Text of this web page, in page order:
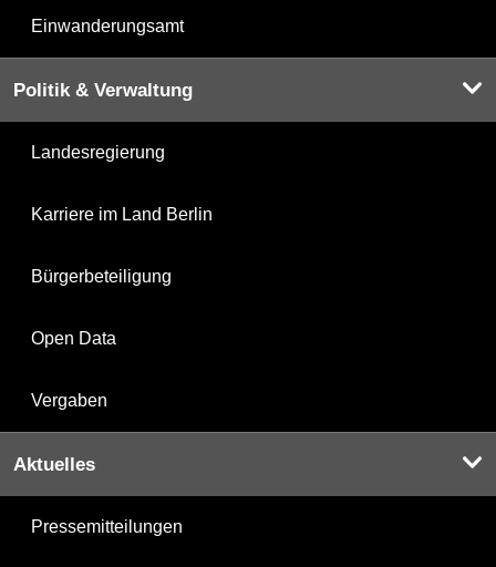
Einwanderungsamt
Politik & Verwaltung
Landesregierung
Karriere im Land Berlin
Bürgerbeteiligung
Open Data
Vergaben
Aktuelles
Pressemitteilungen